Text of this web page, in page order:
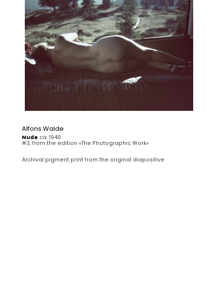
Alfons Walde
Nude ca. 1940
#3, from the edition »The Photographic Work«
Archival pigment print from the original diapositive